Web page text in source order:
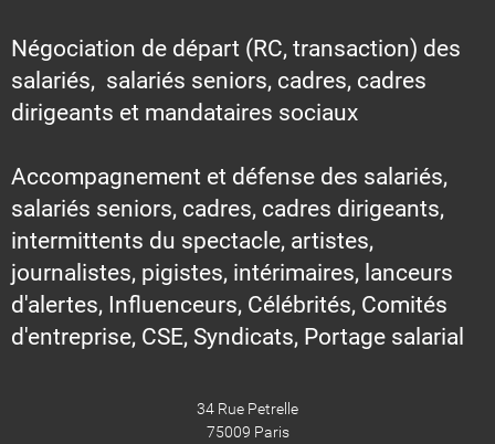
Négociation de départ (RC, transaction) des
salariés, salariés seniors, cadres, cadres
dirigeants et mandataires sociaux
Accompagnement et défense des salariés,
salariés seniors, cadres, cadres dirigeants,
intermittents du spectacle, artistes,
journalistes, pigistes, intérimaires, lanceurs
d'alertes, Influenceurs, Célébrités, Comités
d'entreprise, CSE, Syndicats, Portage salarial
34 Rue Petrelle
75009 Paris